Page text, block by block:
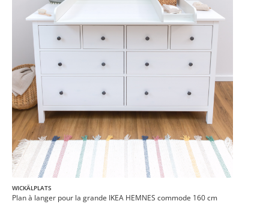
WICKÄLPLATS
Plan à langer pour la grande IKEA HEMNES commode 160 cm